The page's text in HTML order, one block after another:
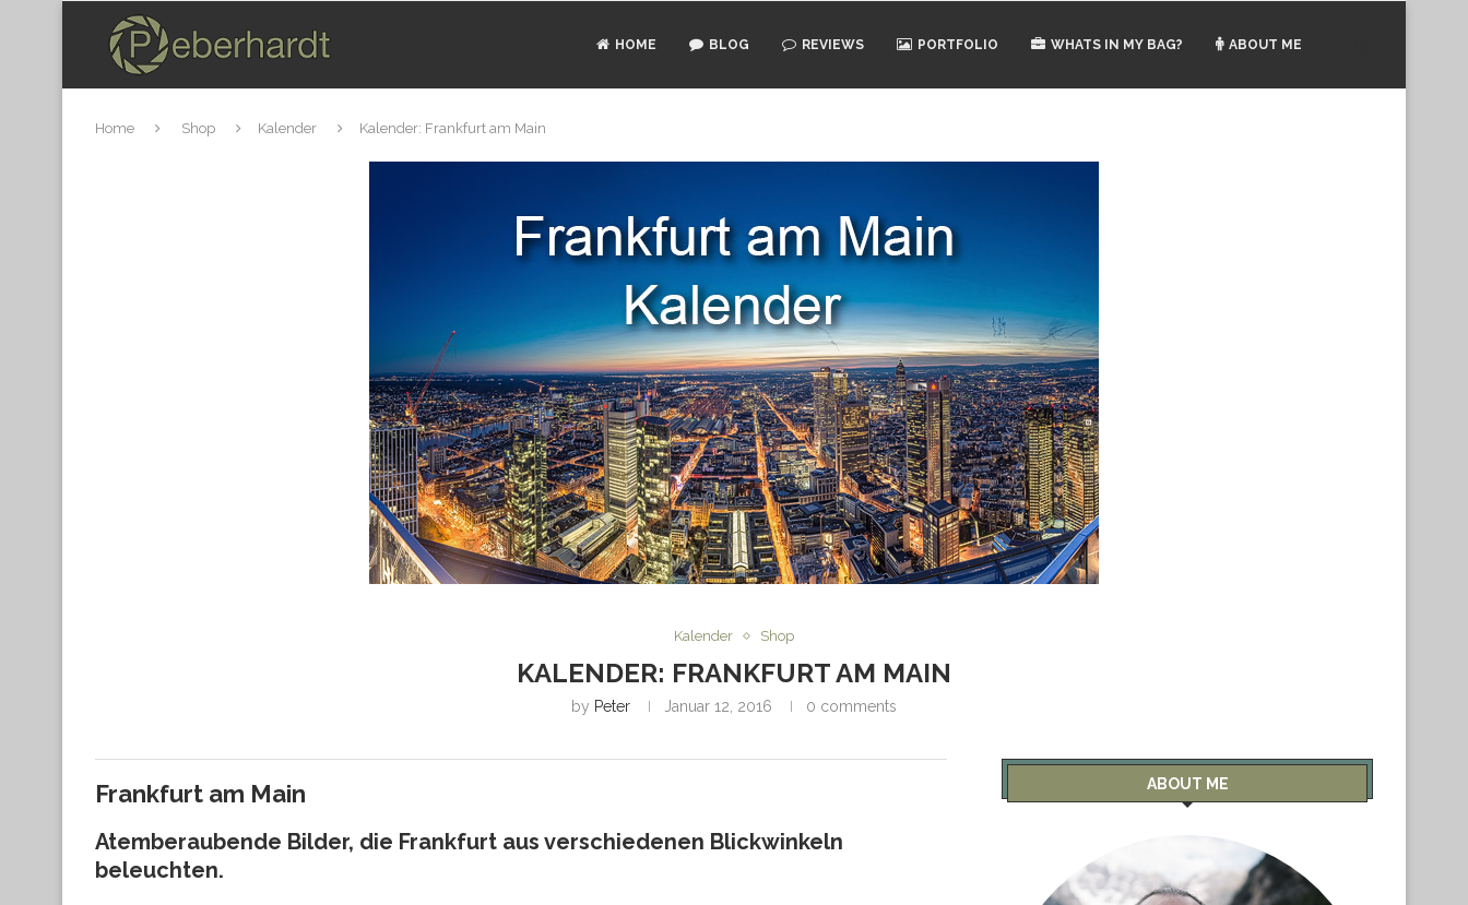
HOME BLOG REVIEWS PORTFOLIO WHATS IN MY BAG? ABOUT ME
Home Shop Kalender Kalender: Frankfurt am Main
Kalender Shop
KALENDER: FRANKFURT AM MAIN
by Peter Januar 12, 2016 0 comments
Frankfurt am Main
Atemberaubende Bilder, die Frankfurt aus verschiedenen Blickwinkeln
beleuchten.
ABOUT ME